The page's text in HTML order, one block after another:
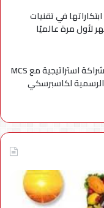
في تقنيات
شركة RAKICT تعلن عن شراكة استراتيجية مع MCS
لكاسبرسكي